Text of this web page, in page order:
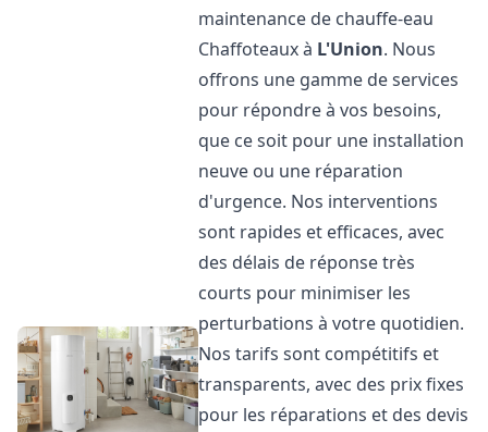
maintenance de chauffe-eau
Chaffoteaux à L'Union. Nous
offrons une gamme de services
pour répondre à vos besoins,
que ce soit pour une installation
neuve ou une réparation
d'urgence. Nos interventions
sont rapides et efficaces, avec
des délais de réponse très
courts pour minimiser les
perturbations à votre quotidien.
Nos tarifs sont compétitifs et
transparents, avec des prix fixes
pour les réparations et des devis